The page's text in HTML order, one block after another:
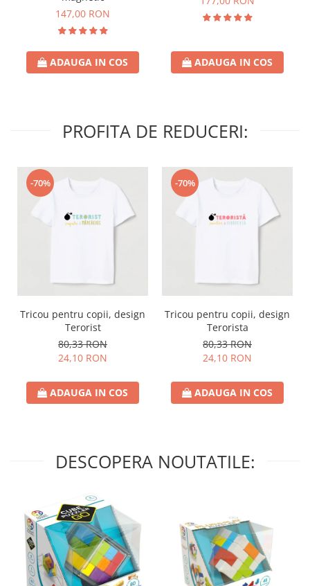
147,00 RON
ADAUGA IN COS ADAUGA IN COS
PROFITA DE REDUCERI:
-70%
Tricou pentru copii, design
Terorist
80,33 RON
24,10 RON
ADAUGA IN COS
-70%
Tricou pentru copii, design
Terorista
80,33 RON
24,10 RON
ADAUGA IN COS
DESCOPERA NOUTATILE: